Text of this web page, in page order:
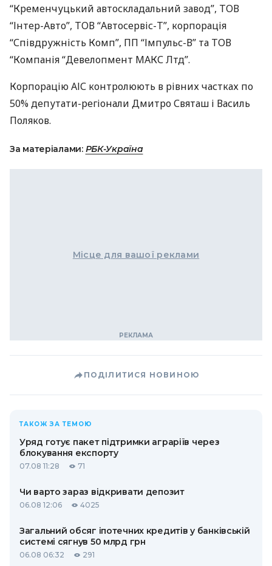
“Кременчуцький автоскладальний завод”, ТОВ
“Інтер-Авто”, ТОВ“Автосервіс-Т”, корпорація
“Співдружність Комп”, ПП “Імпульс-В” та ТОВ
“Компанія “Девелопмент МАКСЛтд”.
КорпораціюАІС контролюють в рівних частках по
50% депутати-регіонали Дмитро Святаш і Василь
Поляков.
За матеріалами: РБК-Україна
Місце для вашої реклами
ПОДІЛИТИСЯ НОВИНОЮ
ТАКОЖ ЗА ТЕМОЮ
Уряд готує пакет підтримки аграріїв через
блокування експорту
07.08 11:28 71
Чи варто зараз відкривати депозит
06.08 12:06 4025
Загальний обсяг іпотечних кредитів у банківській
системі сягнув 50 млрд грн
06.08 06:32 291